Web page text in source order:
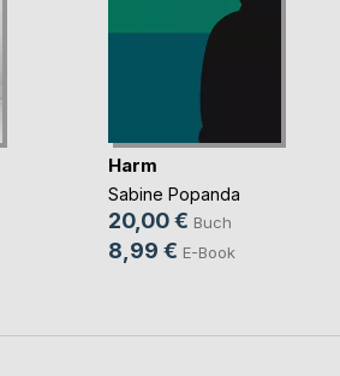
Harm
Sabine Popanda
20,00 € Buch
8,99 € E-Book